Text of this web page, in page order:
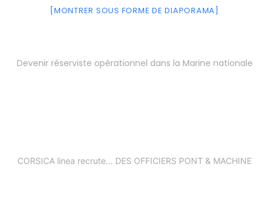
[MONTRER SOUS FORME DE DIAPORAMA]
Devenir réserviste opérationnel dans la Marine nationale
CORSICA linea recrute... DES OFFICIERS PONT & MACHINE